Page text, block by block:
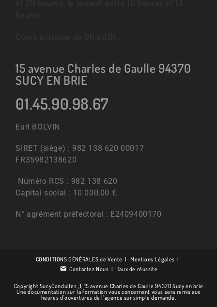
15 avenue Charles de Gaulle 94370
SUCY EN BRIE
01.45.90.98.67
Eurl BOLVIN
SIRET (siège) : 982 138 620 00017
FR35982138620
Numéro RCS : 982 138 620
Capital social : 10 000,00 €
N° agrément préfectoral : E2409400170
CONDITIONS GÉNÉRALES de Vente
Mentions Légales
Contactez Nous
Taux de réussite
Copyright SucyConduites ;), 15 avenue Charles de Gaulle 94370 Sucy en brie
Une documentation sur la formation vous concernant vous sera remis aux
heures d’ouvertures de l’agence sur simple demande.